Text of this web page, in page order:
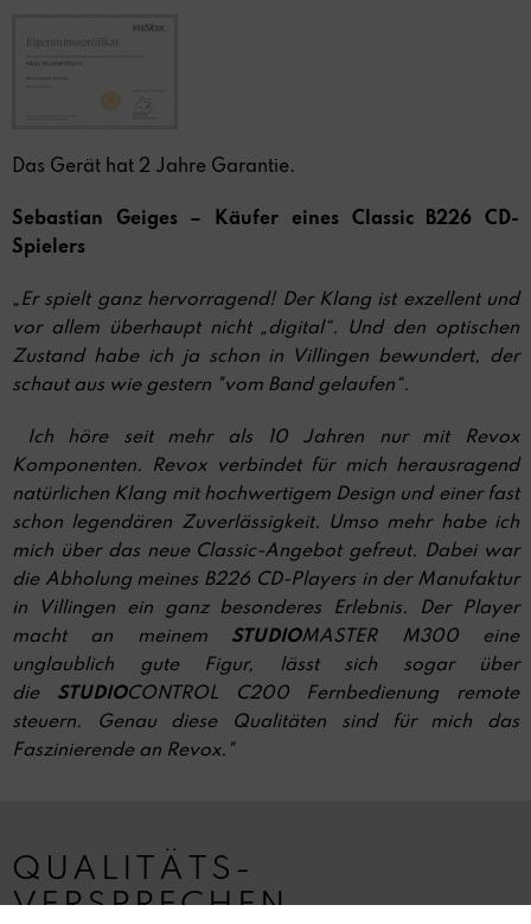
Das Gerät hat 2 Jahre Garantie.
Sebastian Geiges – Käufer eines Classic B226 CD-
Spielers
„Er spielt ganz hervorragend! Der Klang ist exzellent und
vor allem überhaupt nicht „digital“. Und den optischen
Zustand habe ich ja schon in Villingen bewundert, der
schaut aus wie gestern "vom Band gelaufen“.
Ich höre seit mehr als 10 Jahren nur mit Revox
Komponenten. Revox verbindet für mich herausragend
natürlichen Klang mit hochwertigem Design und einer fast
schon legendären Zuverlässigkeit. Umso mehr habe ich
mich über das neue Classic-Angebot gefreut. Dabei war
die Abholung meines B226 CD-Players in der Manufaktur
in Villingen ein ganz besonderes Erlebnis. Der Player
macht an meinem STUDIOMASTER M300 eine
unglaublich gute Figur, lässt sich sogar über
die STUDIOCONTROL C200 Fernbedienung remote
steuern. Genau diese Qualitäten sind für mich das
Faszinierende an Revox."
QUALITÄTS-
VERSPRECHEN